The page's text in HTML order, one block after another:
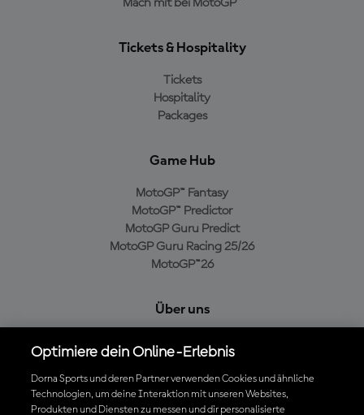
Mach mit bei MotoGP™
Tickets & Hospitality
Tickets
Hospitality
Packages
Game Hub
MotoGP™ Fantasy
MotoGP™ Predictor
MotoGP Guru Predict
MotoGP Guru Racing 25/26
MotoGP™26
Über uns
Cookie-Richtlinien
Geschäftsbedingungen
Datenschutzrichtlinien
Optimiere dein Online-Erlebnis
Dorna Sports und deren Partner verwenden Cookies und ähnliche
Technologien, um deine Interaktion mit unseren Websites,
Produkten und Diensten zu messen und dir personalisierte